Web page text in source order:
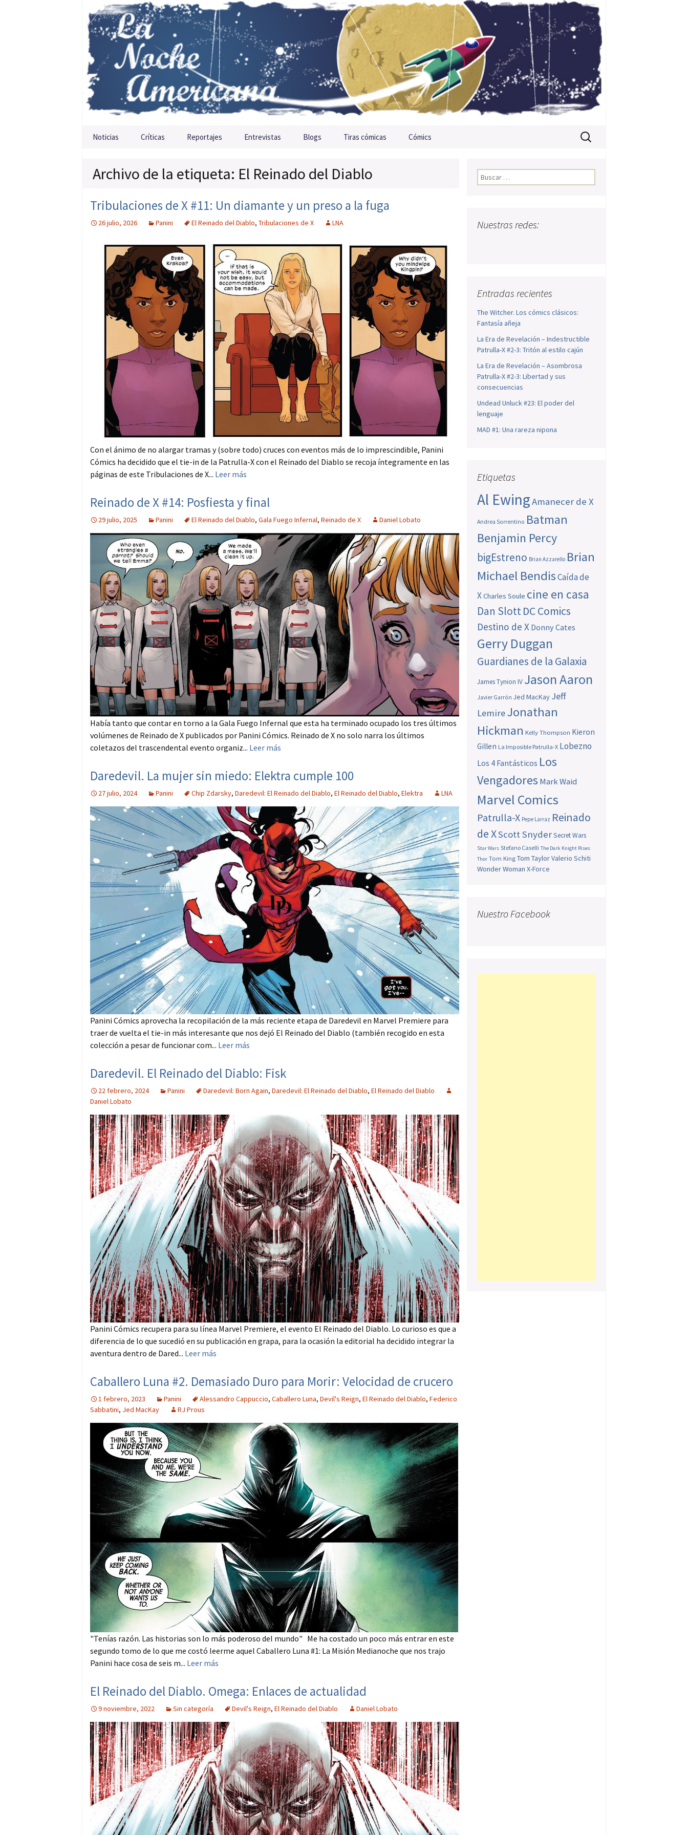
Saltar al contenido
Noticias Críticas Reportajes Entrevistas Blogs Tiras cómicas Cómics Buscar:
Archivo de la etiqueta: El Reinado del Diablo
Tribulaciones de X #11: Un diamante y un preso a la fuga
26 julio, 2026 Panini El Reinado del Diablo, Tribulaciones de X LNA
Con el ánimo de no alargar tramas y (sobre todo) cruces con eventos más de lo imprescindible, Panini
Cómics ha decidido que el tie-in de la Patrulla-X con el Reinado del Diablo se recoja íntegramente en las
páginas de este Tribulaciones de X... Leer más
Reinado de X #14: Posfiesta y final
29 julio, 2025 Panini El Reinado del Diablo, Gala Fuego Infernal, Reinado de X Daniel Lobato
Había tanto que contar en torno a la Gala Fuego Infernal que esta ha terminado ocupado los tres últimos
volúmenes de Reinado de X publicados por Panini Cómics. Reinado de X no solo narra los últimos
coletazos del trascendental evento organiz... Leer más
Daredevil. La mujer sin miedo: Elektra cumple 100
27 julio, 2024 Panini Chip Zdarsky, Daredevil: El Reinado del Diablo, El Reinado del Diablo, Elektra LNA
Panini Cómics aprovecha la recopilación de la más reciente etapa de Daredevil en Marvel Premiere para
traer de vuelta el tie-in más interesante que nos dejó El Reinado del Diablo (también recogido en esta
colección a pesar de funcionar com... Leer más
Daredevil. El Reinado del Diablo: Fisk
22 febrero, 2024 Panini Daredevil: Born Again, Daredevil: El Reinado del Diablo, El Reinado del Diablo
Daniel Lobato
Panini Cómics recupera para su línea Marvel Premiere, el evento El Reinado del Diablo. Lo curioso es que a
diferencia de lo que sucedió en su publicación en grapa, para la ocasión la editorial ha decidido integrar la
aventura dentro de Dared... Leer más
Caballero Luna #2. Demasiado Duro para Morir: Velocidad de crucero
1 febrero, 2023 Panini Alessandro Cappuccio, Caballero Luna, Devil's Reign, El Reinado del Diablo, Federico
Sabbatini, Jed MacKay RJ Prous
"Tenías razón. Las historias son lo más poderoso del mundo" Me ha costado un poco más entrar en este
segundo tomo de lo que me costó leerme aquel Caballero Luna #1: La Misión Medianoche que nos trajo
Panini hace cosa de seis m... Leer más
El Reinado del Diablo. Omega: Enlaces de actualidad
9 noviembre, 2022 Sin categoría Devil's Reign, El Reinado del Diablo Daniel Lobato
Buscar:
Nuestras redes:
Entradas recientes
The Witcher. Los cómics clásicos:
Fantasía añeja
La Era de Revelación – Indestructible
Patrulla-X #2-3: Tritón al estilo cajún
La Era de Revelación – Asombrosa
Patrulla-X #2-3: Libertad y sus
consecuencias
Undead Unluck #23: El poder del
lenguaje
MAD #1: Una rareza nipona
Etiquetas
Al EwingAmanecer de X
Andrea Sorrentino Batman
Benjamin Percy
bigEstreno Brian Azzarello Brian
Michael BendisCaída de
XCharles Soule cine en casa
Dan SlottDC Comics
Destino de X Donny Cates
Gerry Duggan
Guardianes de la Galaxia
James Tynion IV Jason Aaron
Javier Garrón Jed MacKay Jeff
LemireJonathan
Hickman Kelly Thompson Kieron
Gillen La Imposible Patrulla-X Lobezno
Los 4 Fantásticos Los
Vengadores Mark Waid
Marvel Comics
Patrulla-X Pepe Larraz Reinado
de XScott SnyderSecret Wars
Star Wars Stefano Caselli The Dark Knight Rises
Thor Tom King Tom TaylorValerio Schiti
Wonder Woman X-Force
Nuestro Facebook